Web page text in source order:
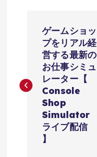
ビ
ゲームショッ
プをリアル経
営する最新の
お仕事シミュ
レーター【
Console
Shop
Simulator
ライブ配信
】